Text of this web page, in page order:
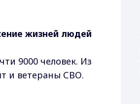
жизней людей
9000 человек. Из
и ветераны СВО.